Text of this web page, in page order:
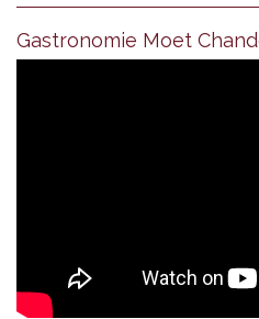
Gastronomie Moet